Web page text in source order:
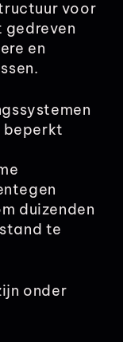
voor
en
beperkt
duizenden
te
onder